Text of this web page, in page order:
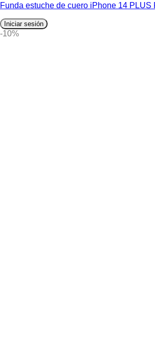
Funda estuche de cuero iPhone 14 PLUS
Iniciar sesión
-10%